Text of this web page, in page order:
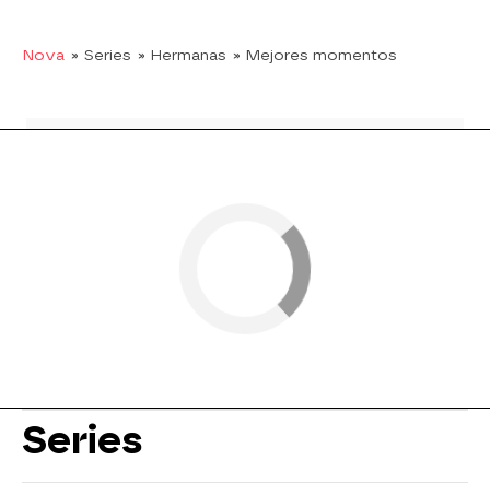
Nova » Series » Hermanas » Mejores momentos
Series